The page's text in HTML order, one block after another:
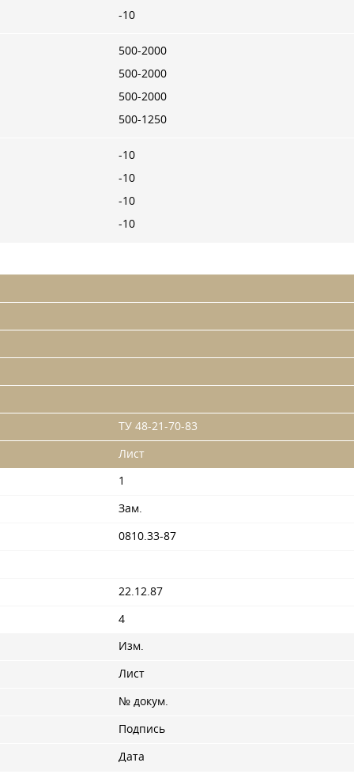
-10
500-2000
500-2000
500-2000
500-1250
-10
-10
-10
-10
ТУ 48-21-70-83
Лист
1
Зам.
0810.33-87
22.12.87
4
Изм.
Лист
№ докум.
Подпись
Дата